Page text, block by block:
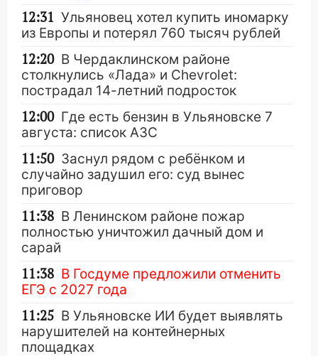
12:31 Ульяновец хотел купить иномарку
из Европы и потерял 760 тысяч рублей
12:20 В Чердаклинском районе
столкнулись «Лада» и Chevrolet:
пострадал 14-летний подросток
12:00 Где есть бензин в Ульяновске 7
августа: список АЗС
11:50 Заснул рядом с ребёнком и
случайно задушил его: суд вынес
приговор
11:38 В Ленинском районе пожар
полностью уничтожил дачный дом и
сарай
11:38 В Госдуме предложили отменить
ЕГЭ с 2027 года
11:25 В Ульяновске ИИ будет выявлять
нарушителей на контейнерных
площадках